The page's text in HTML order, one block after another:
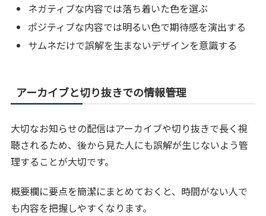
ネガティブな内容では落ち着いた色を選ぶ
ポジティブな内容では明るい色で期待感を演出する
サムネだけで誤解を生まないデザインを意識する
アーカイブと切り抜きでの情報管理
大切なお知らせの配信はアーカイブや切り抜きで長く視
聴されるため、後から見た人にも誤解が生じないよう管
理することが大切です。
概要欄に要点を簡潔にまとめておくと、時間がない人で
も内容を把握しやすくなります。